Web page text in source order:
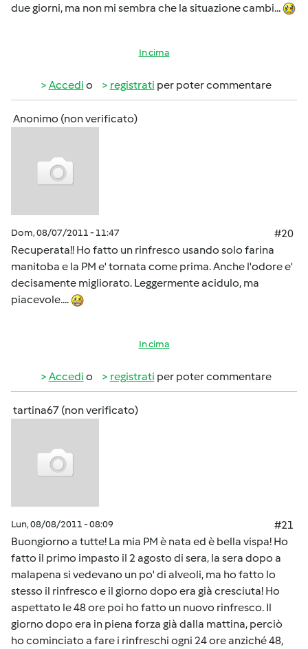
due giorni, ma non mi sembra che la situazione cambi...
In cima
Accedi o registrati per poter commentare
Anonimo (non verificato)
Dom, 08/07/2011 - 11:47
#20
Recuperata!! Ho fatto un rinfresco usando solo farina
manitoba e la PM e' tornata come prima. Anche l'odore e'
decisamente migliorato. Leggermente acidulo, ma
piacevole....
In cima
Accedi o registrati per poter commentare
tartina67 (non verificato)
Lun, 08/08/2011 - 08:09
#21
Buongiorno a tutte! La mia PM è nata ed è bella vispa! Ho
fatto il primo impasto il 2 agosto di sera, la sera dopo a
malapena si vedevano un po' di alveoli, ma ho fatto lo
stesso il rinfresco e il giorno dopo era già cresciuta! Ho
aspettato le 48 ore poi ho fatto un nuovo rinfresco. Il
giorno dopo era in piena forza già dalla mattina, perciò
ho cominciato a fare i rinfreschi ogni 24 ore anziché 48,